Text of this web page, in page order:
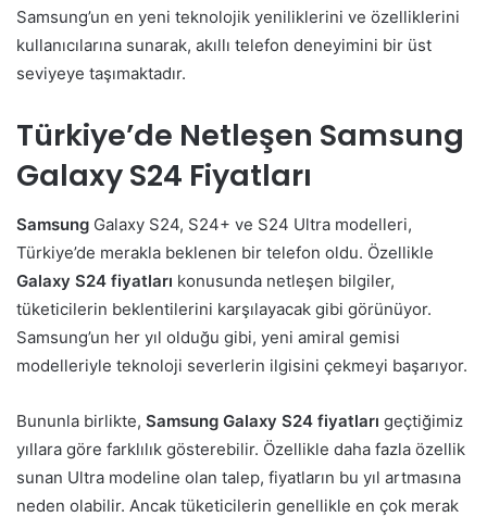
Samsung’un en yeni teknolojik yeniliklerini ve özelliklerini
kullanıcılarına sunarak, akıllı telefon deneyimini bir üst
seviyeye taşımaktadır.
Türkiye’de Netleşen Samsung
Galaxy S24 Fiyatları
Samsung Galaxy S24, S24+ ve S24 Ultra modelleri,
Türkiye’de merakla beklenen bir telefon oldu. Özellikle
Galaxy S24 fiyatları konusunda netleşen bilgiler,
tüketicilerin beklentilerini karşılayacak gibi görünüyor.
Samsung’un her yıl olduğu gibi, yeni amiral gemisi
modelleriyle teknoloji severlerin ilgisini çekmeyi başarıyor.
Bununla birlikte, Samsung Galaxy S24 fiyatları geçtiğimiz
yıllara göre farklılık gösterebilir. Özellikle daha fazla özellik
sunan Ultra modeline olan talep, fiyatların bu yıl artmasına
neden olabilir. Ancak tüketicilerin genellikle en çok merak